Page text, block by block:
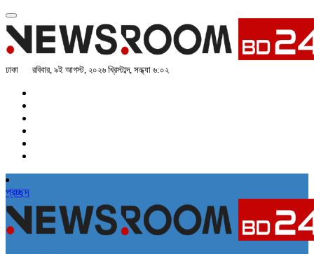
ঢাকা রবিবার, ৯ই আগস্ট, ২০২৬ খ্রিস্টাব্দ, সন্ধ্যা ৬:০২
প্রচ্ছদ